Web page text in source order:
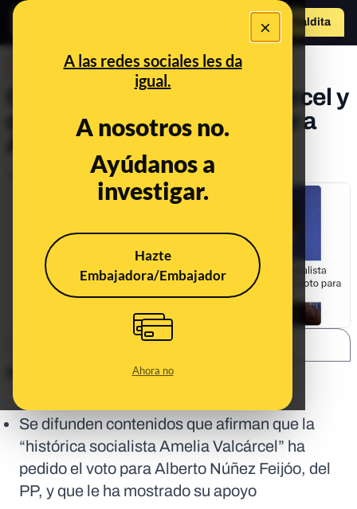
×
A las redes sociales les da
igual.
A nosotros no.
Ayúdanos a
investigar.
Hazte
Embajadora/Embajador
Ahora no
Hazte Maldito
Qué ha dicho Amelia Valcárcel y
qué no sobre apoyar o votar a
Alberto Núñez Feijóo
Jun 22, 2023, 2:27:45 PM
Se difunden contenidos que afirman que la
“histórica socialista Amelia Valcárcel” ha
pedido el voto para Alberto Núñez Feijóo, del
PP, y que le ha mostrado su apoyo